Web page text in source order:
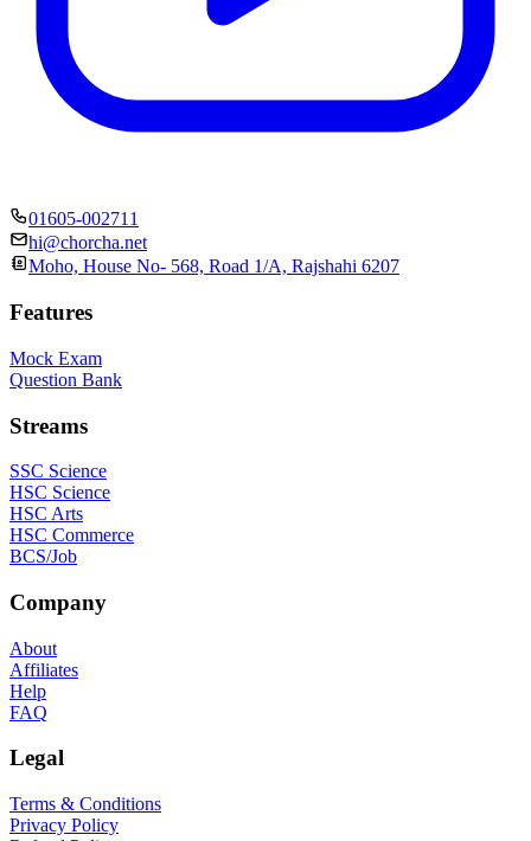
01605-002711
hi@chorcha.net
Moho, House No- 568, Road 1/A, Rajshahi 6207
Features
Mock Exam
Question Bank
Streams
SSC Science
HSC Science
HSC Arts
HSC Commerce
BCS/Job
Company
About
Affiliates
Help
FAQ
Legal
Terms & Conditions
Privacy Policy